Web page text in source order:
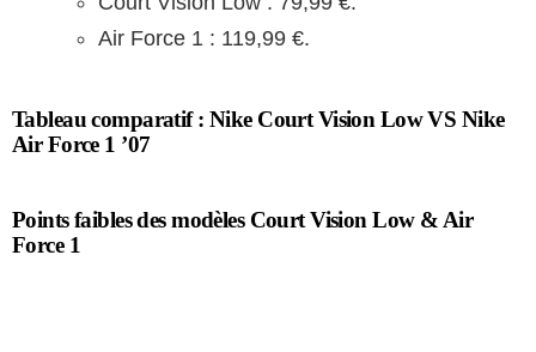
Air Force 1 : 119,99 €.
Tableau comparatif : Nike Court Vision Low VS Nike
Air Force 1 ’07
Points faibles des modèles Court Vision Low & Air
Force 1